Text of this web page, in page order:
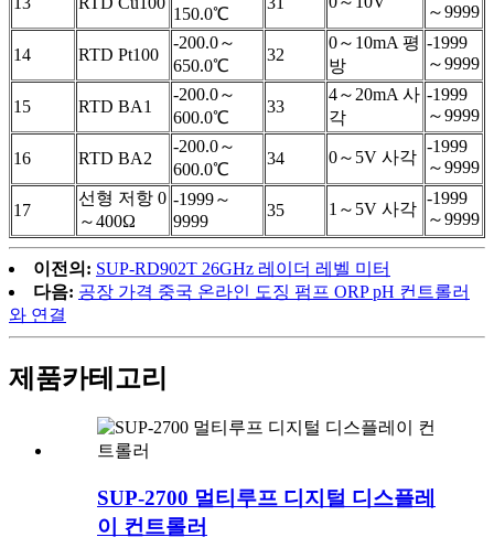
150.0℃
～9999
14 RTD Pt100
-200.0～
650.0℃
32
0～10mA 평
방
-1999
～9999
15 RTD BA1
-200.0～
600.0℃
33
4～20mA 사
각
-1999
～9999
16 RTD BA2
-200.0～
600.0℃
34 0～5V 사각
-1999
～9999
17
선형 저항 0
～400Ω
-1999～
9999
35 1～5V 사각
-1999
～9999
이전의: SUP-RD902T 26GHz 레이더 레벨 미터
다음: 공장 가격 중국 온라인 도징 펌프 ORP pH 컨트롤러
와 연결
제품카테고리
SUP-2700 멀티루프 디지털 디스플레
이 컨트롤러